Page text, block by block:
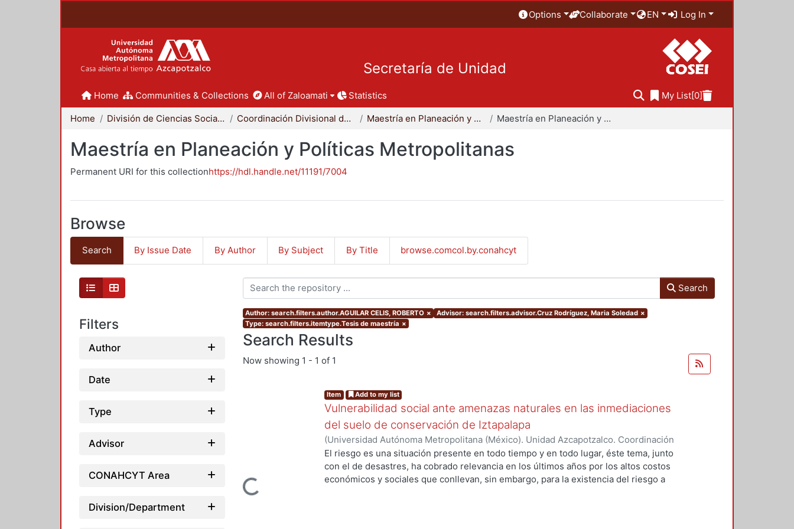
Options Collaborate EN Log In
Secretaría de Unidad
Home Communities & Collections All of Zaloamati Statistics My List[0]
Home División de Ciencias Sociales y Humanidades Coordinación Divisional de Posgrado Maestría en Planeación y Políticas Metropolitanas Maestría en Planeación y Políticas Metropolitanas
Maestría en Planeación y Políticas Metropolitanas
Permanent URI for this collectionhttps://hdl.handle.net/11191/7004
Browse
Search By Issue Date By Author By Subject By Title browse.comcol.by.conahcyt
Filters
Author
Date
Type
Advisor
CONAHCYT Area
Division/Department
Search
Author: search.filters.author.AGUILAR CELIS, ROBERTO × Advisor: search.filters.advisor.Cruz Rodríguez, Maria Soledad ×
Type: search.filters.itemtype.Tesis de maestría ×
Search Results
Now showing 1 - 1 of 1
Loading...
Item Add to my list
Vulnerabilidad social ante amenazas naturales en las inmediaciones
del suelo de conservación de Iztapalapa
(Universidad Autónoma Metropolitana (México). Unidad Azcapotzalco. Coordinación
de Servicios de Información.,2017-03)AGUILAR CELIS, ROBERTO
El riesgo es una situación presente en todo tiempo y en todo lugar, éste tema, junto
con el de desastres, ha cobrado relevancia en los últimos años por los altos costos
económicos y sociales que conllevan, sin embargo, para la existencia del riesgo a